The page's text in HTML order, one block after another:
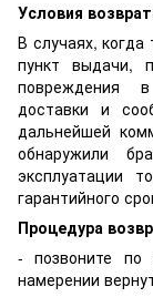
Условия
В случаях,
пункт выдачи,
повреждения
доставки и
дальнейшей
обнаружили
эксплуатации
гарантийного
Процедура
- позвоните по
намерении